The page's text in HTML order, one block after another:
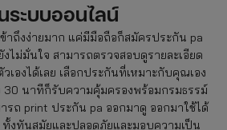
ระบบออนไลน์
าถึงง่ายมาก แค่มีมือถือก็สมัครประกัน pa
ไม่มั่นใจ สามารถตรวจสอบดูรายละเอียด
เองได้เลย เลือกประกันที่เหมาะกับคุณเอง
30 นาทีก็รับความคุ้มครองพร้อมกรมธรรม์
รถ print ประกัน pa ออกมาดู ออกมาใช้ได้
งทันสมัยและปลอดภัยและมอบความเป็น